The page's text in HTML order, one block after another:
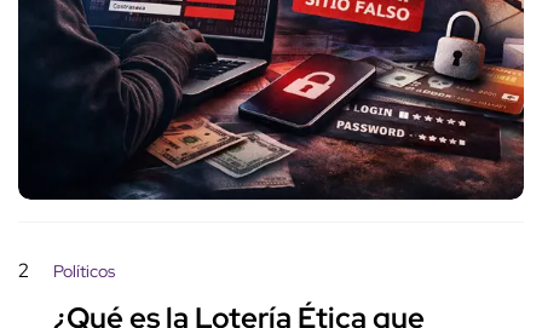
2 Políticos
¿Qué es la Lotería Ética que